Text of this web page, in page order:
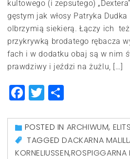
kultowego (i zepsutego)
gęstym jak włosy Patryka
olbrzymią siekierą. Łączy ich
przykrywką brodatego rębacza
fach i w dodatku obaj są w nim
prawdziwy i jeździ na żużlu, […]
Facebook
Twitter
POSTED IN ARCHIWUM,
TAGGEDDACKARNA
KORNELIUSSEN,ROSPIGGARNA